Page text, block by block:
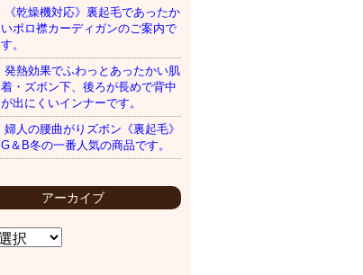
《乾燥機対応》裏起毛であったか
いポロ襟カーディガンのご案内で
す。
発熱効果でふわっとあったかい肌
着・ズボン下、後ろが長めで背中
が出にくいインナーです。
婦人の腰曲がりズボン《裏起毛》
G＆B冬の一番人気の商品です。
アーカイブ